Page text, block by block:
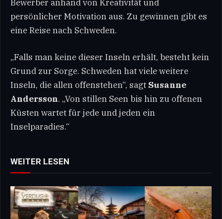
Bewerber anhand von Kreativität und
persönlicher Motivation aus. Zu gewinnen gibt es
eine Reise nach Schweden.
„Falls man keine dieser Inseln erhält, besteht kein
Grund zur Sorge. Schweden hat viele weitere
Inseln, die allen offenstehen“, sagt Susanne
Andersson. „Von stillen Seen bis hin zu offenen
Küsten wartet für jede und jeden ein
Inselparadies.“
WEITER LESEN